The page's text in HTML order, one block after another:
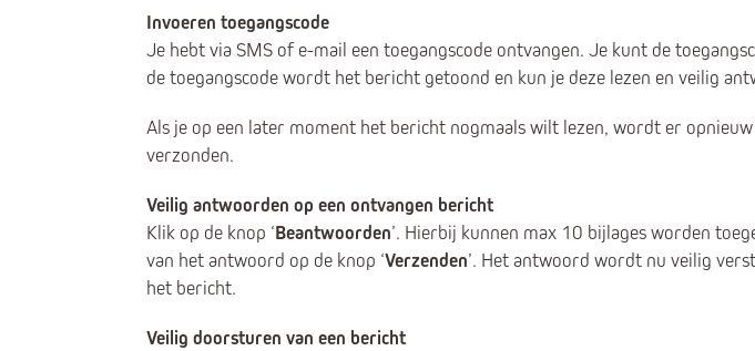
Invoeren toegangscode
Je hebt via SMS of e-mail een toegangscode ontvangen. Je kunt de
de toegangscode wordt het bericht getoond en kun je deze lezen en veilig
Als je op een later moment het bericht nogmaals wilt lezen, wordt er
verzonden.
Veilig antwoorden op een ontvangen bericht
Klik op de knop ‘Beantwoorden’. Hierbij kunnen max 10 bijlages worden
van het antwoord op de knop ‘Verzenden’. Het antwoord wordt nu veilig
het bericht.
Veilig doorsturen van een bericht